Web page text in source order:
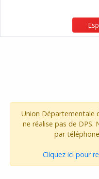
Union Départementale
ne réalise pas de DPS.
par
Cliquez ici pour